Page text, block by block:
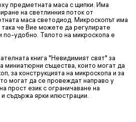
предметната маса с щипки. Има
на светлинния поток от
маса светодиод. Микроскопът има
че Вие можете да регулирате
по-удобно. Тялото на микроскопа е
книга "Невидимият свят" за
миниатюрни същества, които могат да
за конструкцията на микроскопа и за
могат да се провеждат направо у
прост език с ограничаване на
съдържа ярки илюстрации.